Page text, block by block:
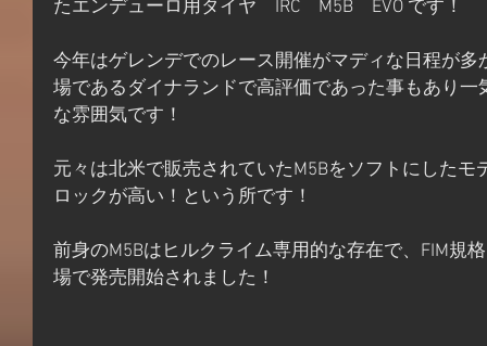
たエンデューロ用タイヤ　IRC　M5B　EVO です！
今年はゲレンデでのレース開催がマディな日程が
場であるダイナランドで高評価であった事もあり
な雰囲気です！
元々は北米で販売されていたM5Bをソフトにした
ロックが高い！という所です！
前身のM5Bはヒルクライム専用的な存在で、FIM規
場で発売開始されました！